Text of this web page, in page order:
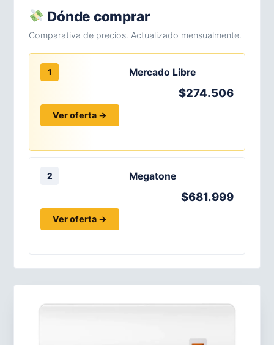
Dónde comprar
Comparativa de precios. Actualizado mensualmente.
1 Mercado Libre
$274.506
Ver oferta →
2 Megatone
$681.999
Ver oferta →